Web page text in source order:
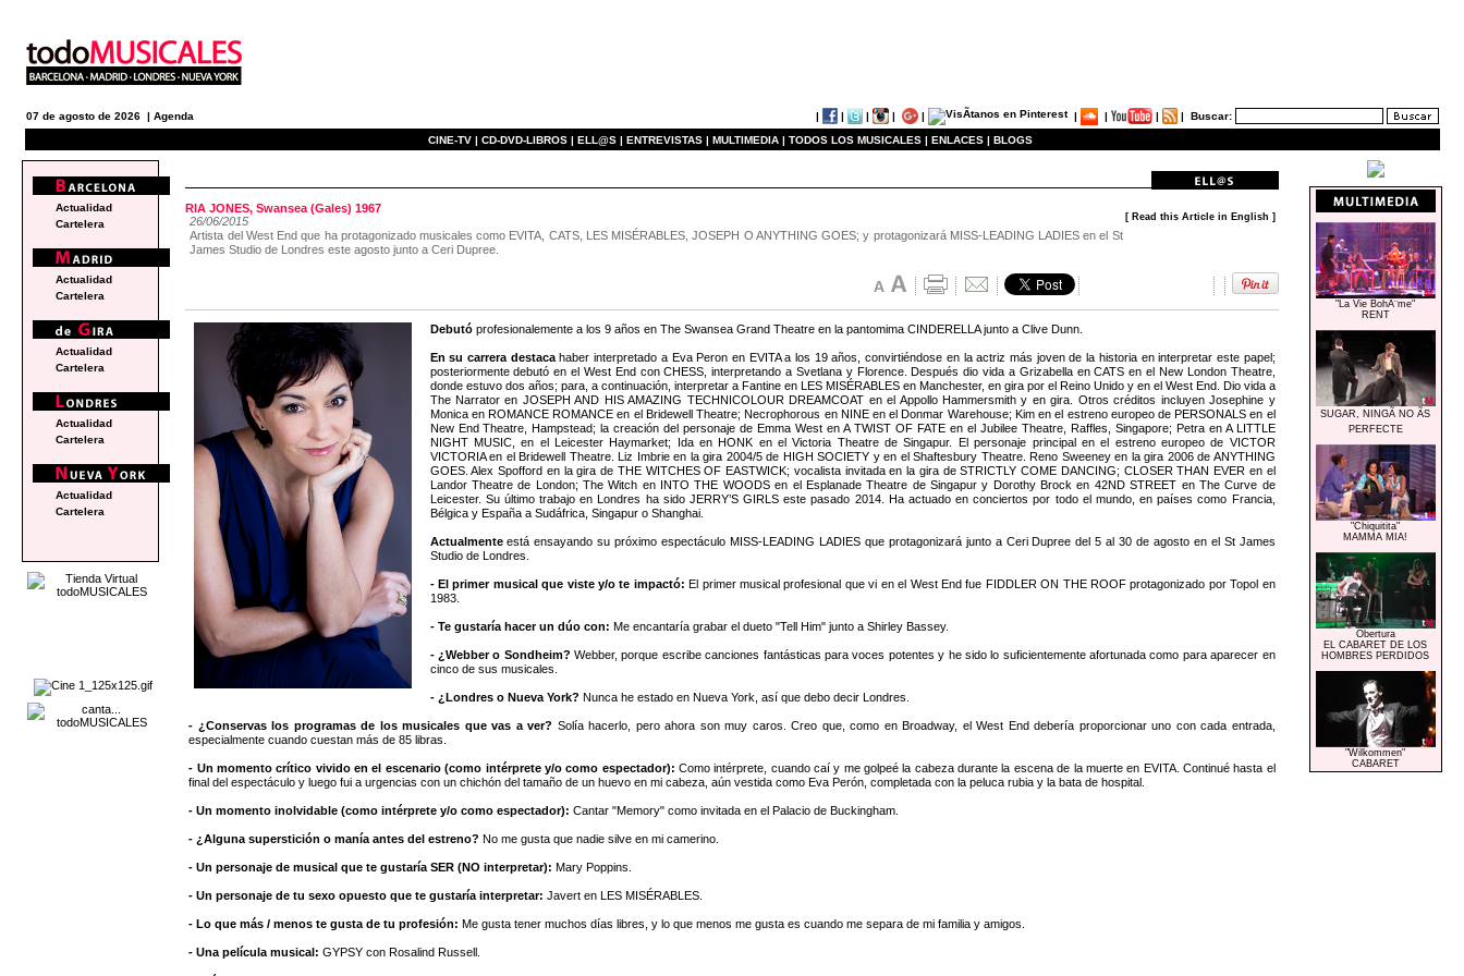
07 de agosto de 2026 | Agenda | | | | | | | | | Buscar:
CINE-TV | CD-DVD-LIBROS | ELL@S | ENTREVISTAS | MULTIMEDIA | TODOS LOS MUSICALES | ENLACES | BLOGS
[ Read this Article in English ]
RIA JONES, Swansea (Gales) 1967
26/06/2015
Artista del West End que ha protagonizado musicales como EVITA, CATS, LES MISÉRABLES, JOSEPH O ANYTHING GOES; y protagonizará MISS-LEADING LADIES en el St
James Studio de Londres este agosto junto a Ceri Dupree.
Debutó profesionalemente a los 9 años en The Swansea Grand Theatre en la pantomima CINDERELLA junto a Clive Dunn.
En su carrera destacahaber interpretado a Eva Peron en EVITA a los 19 años, convirtiéndose en la actriz más joven de la historia en interpretar este papel;
posteriormente debutó en el West End con CHESS, interpretando a Svetlana y Florence. Después dio vida a Grizabella en CATS en el New London Theatre,
donde estuvo dos años; para, a continuación, interpretar a Fantine en LES MISÉRABLES en Manchester, en gira por el Reino Unido y en el West End. Dio vida a
The Narrator en JOSEPH AND HIS AMAZING TECHNICOLOUR DREAMCOAT en el Appollo Hammersmith y en gira. Otros créditos incluyen Josephine y
Monica en ROMANCE ROMANCE en el Bridewell Theatre; Necrophorous en NINE en el Donmar Warehouse; Kim en el estreno europeo de PERSONALS en el
New End Theatre, Hampstead; la creación del personaje de Emma West en A TWIST OF FATE en el Jubilee Theatre, Raffles, Singapore; Petra en A LITTLE
NIGHT MUSIC, en el Leicester Haymarket; Ida en HONK en el Victoria Theatre de Singapur. El personaje principal en el estreno europeo de VICTOR
VICTORIA en el Bridewell Theatre. Liz Imbrie en la gira 2004/5 de HIGH SOCIETY y en el Shaftesbury Theatre. Reno Sweeney en la gira 2006 de ANYTHING
GOES. Alex Spofford en la gira de THE WITCHES OF EASTWICK; vocalista invitada en la gira de STRICTLY COME DANCING; CLOSER THAN EVER en el
Landor Theatre de London; The Witch en INTO THE WOODS en el Esplanade Theatre de Singapur y Dorothy Brock en 42ND STREET en The Curve de
Leicester. Su último trabajo en Londres ha sido JERRY’S GIRLS este pasado 2014. Ha actuado en conciertos por todo el mundo, en países como Francia,
Bélgica y España a Sudáfrica, Singapur o Shanghai.
Actualmenteestá ensayando su próximo espectáculo MISS-LEADING LADIES que protagonizará junto a Ceri Dupree del 5 al 30 de agosto en el St James
Studio de Londres.
- El primer musical que viste y/o te impactó: El primer musical profesional que vi en el West End fue FIDDLER ON THE ROOF protagonizado por Topol en
1983.
- Te gustaría hacer un dúo con: Me encantaría grabar el dueto "Tell Him" junto a Shirley Bassey.
- ¿Webber o Sondheim? Webber, porque escribe canciones fantásticas para voces potentes y he sido lo suficientemente afortunada como para aparecer en
cinco de sus musicales.
- ¿Londres o Nueva York? Nunca he estado en Nueva York, así que debo decir Londres.
- ¿Conservas los programas de los musicales que vas a ver? Solía hacerlo, pero ahora son muy caros. Creo que, como en Broadway, el West End debería proporcionar uno con cada entrada,
especialmente cuando cuestan más de 85 libras.
- Un momento crítico vivido en el escenario (como intérprete y/o como espectador): Como intérprete, cuando caí y me golpeé la cabeza durante la escena de la muerte en EVITA. Continué hasta el
final del espectáculo y luego fui a urgencias con un chichón del tamaño de un huevo en mi cabeza, aún vestida como Eva Perón, completada con la peluca rubia y la bata de hospital.
- Un momento inolvidable (como intérprete y/o como espectador): Cantar "Memory" como invitada en el Palacio de Buckingham.
- ¿Alguna superstición o manía antes del estreno? No me gusta que nadie silve en mi camerino.
- Un personaje de musical que te gustaría SER (NO interpretar):Mary Poppins.
- Un personaje de tu sexo opuesto que te gustaría interpretar: Javert en LES MISÉRABLES.
- Lo que más / menos te gusta de tu profesión: Me gusta tener muchos días libres, y lo que menos me gusta es cuando me separa de mi familia y amigos.
- Una película musical: GYPSY con Rosalind Russell.
Actualidad
Cartelera
Actualidad
Cartelera
Actualidad
Cartelera
Actualidad
Cartelera
Actualidad
Cartelera
"La Vie BohÃ¨me"
RENT
SUGAR, NINGÃ NO ÃS
PERFECTE
"Chiquitita"
MAMMA MIA!
Obertura
EL CABARET DE LOS
HOMBRES PERDIDOS
"Wilkommen"
CABARET